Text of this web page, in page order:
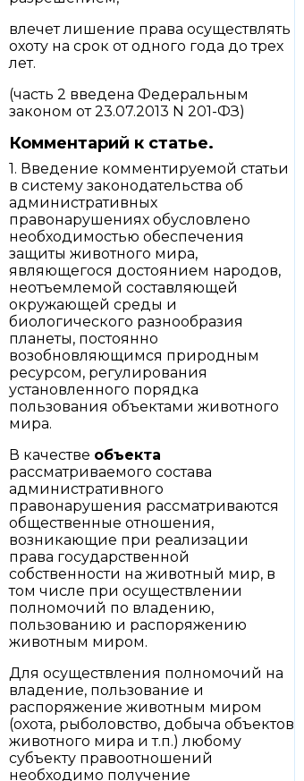
влечет лишение права осуществлять
охоту на срок от одного года до трех
лет.
(часть 2 введена Федеральным
законом от 23.07.2013 N 201-ФЗ)
Комментарий к статье.
1. Введение комментируемой статьи
в систему законодательства об
административных
правонарушениях обусловлено
необходимостью обеспечения
защиты животного мира,
являющегося достоянием народов,
неотъемлемой составляющей
окружающей среды и
биологического разнообразия
планеты, постоянно
возобновляющимся природным
ресурсом, регулирования
установленного порядка
пользования объектами животного
мира.
В качестве объекта
рассматриваемого состава
административного
правонарушения рассматриваются
общественные отношения,
возникающие при реализации
права государственной
собственности на животный мир, в
том числе при осуществлении
полномочий по владению,
пользованию и распоряжению
животным миром.
Для осуществления полномочий на
владение, пользование и
распоряжение животным миром
(охота, рыболовство, добыча объектов
животного мира и т.п.) любому
субъекту правоотношений
необходимо получение